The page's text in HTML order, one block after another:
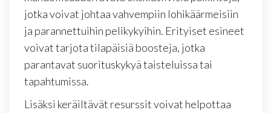
jotka voivat johtaa vahvempiin lohikäärmeisiin
ja parannettuihin pelikykyihin. Erityiset esineet
voivat tarjota tilapäisiä boosteja, jotka
parantavat suorituskykyä taisteluissa tai
tapahtumissa.
Lisäksi keräiltävät resurssit voivat helpottaa